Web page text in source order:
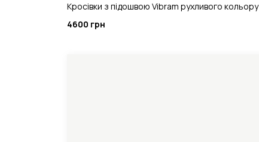
Кросівки з підошвою Vibram рухливого кольору
4600 грн